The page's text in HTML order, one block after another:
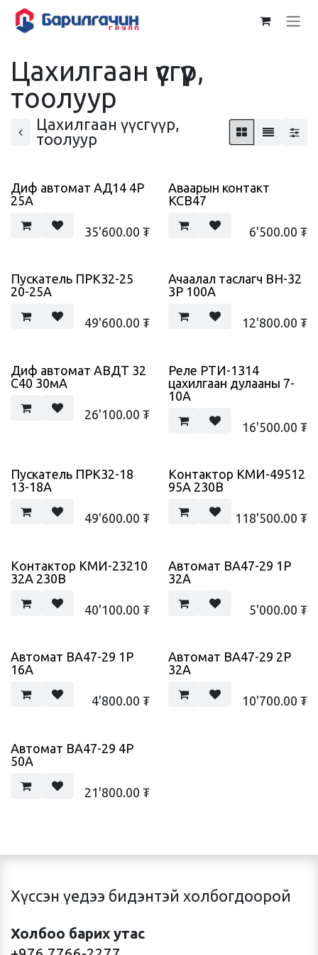
Skip to Content
Цахилгаан үүсгүүр,
тоолуур
Цахилгаан үүсгүүр,
тоолуур
Диф автомат АД14 4Р
25А
35'600.00 ₮
Аваарын контакт
КСВ47
6'500.00 ₮
Пускатель ПРК32-25
20-25А
49'600.00 ₮
Ачаалал таслагч ВН-32
3Р 100А
12'800.00 ₮
Диф автомат АВДТ 32
С40 30мА
26'100.00 ₮
Реле РТИ-1314
цахилгаан дулааны 7-
10А
16'500.00 ₮
Пускатель ПРК32-18
13-18А
49'600.00 ₮
Контактор КМИ-49512
95А 230В
118'500.00 ₮
Контактор КМИ-23210
32А 230В
40'100.00 ₮
Автомат ВА47-29 1Р
32А
5'000.00 ₮
Автомат ВА47-29 1Р
16А
4'800.00 ₮
Автомат ВА47-29 2Р
32А
10'700.00 ₮
Автомат ВА47-29 4Р
50А
21'800.00 ₮
Хүссэн үедээ бидэнтэй холбогдоорой
Холбоо барих утас